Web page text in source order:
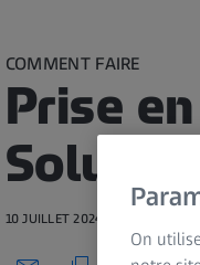
COMMENT FAIRE
Prise
Solution
10 JUILLET 2024 · 1 MIN
On